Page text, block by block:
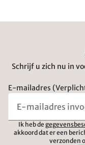
Schrijf u zich nu in
E-mailadres
Ik heb de
akkoord dat er een
verzonden